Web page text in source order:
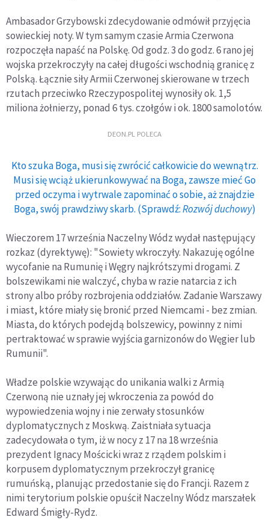
Ambasador Grzybowski zdecydowanie odmówił przyjęcia
sowieckiej noty. W tym samym czasie Armia Czerwona
rozpoczęła napaść na Polskę. Od godz. 3 do godz. 6 rano jej
wojska przekroczyły na całej długości wschodnią granicę z
Polską. Łącznie siły Armii Czerwonej skierowane w trzech
rzutach przeciwko Rzeczypospolitej wynosiły ok. 1,5
miliona żołnierzy, ponad 6 tys. czołgów i ok. 1800 samolotów.
DEON.PL POLECA
Kto szuka Boga, musi się zwrócić całkowicie do wewnątrz.
Musi się wciąż ukierunkowywać na Boga, zawsze mieć Go
przed oczyma i wytrwale zapominać o sobie, aż znajdzie
Boga, swój prawdziwy skarb. (Sprawdź:Rozwój duchowy)
Wieczorem 17 września Naczelny Wódz wydał następujący
rozkaz (dyrektywę): "Sowiety wkroczyły. Nakazuję ogólne
wycofanie na Rumunię i Węgry najkrótszymi drogami. Z
bolszewikami nie walczyć, chyba w razie natarcia z ich
strony albo próby rozbrojenia oddziałów. Zadanie Warszawy
i miast, które miały się bronić przed Niemcami - bez zmian.
Miasta, do których podejdą bolszewicy, powinny z nimi
pertraktować w sprawie wyjścia garnizonów do Węgier lub
Rumunii".
Władze polskie wzywając do unikania walki z Armią
Czerwoną nie uznały jej wkroczenia za powód do
wypowiedzenia wojny i nie zerwały stosunków
dyplomatycznych z Moskwą. Zaistniała sytuacja
zadecydowała o tym, iż w nocy z 17 na 18 września
prezydent Ignacy Mościcki wraz z rządem polskim i
korpusem dyplomatycznym przekroczył granicę
rumuńską, planując przedostanie się do Francji. Razem z
nimi terytorium polskie opuścił Naczelny Wódz marszałek
Edward Śmigły-Rydz.